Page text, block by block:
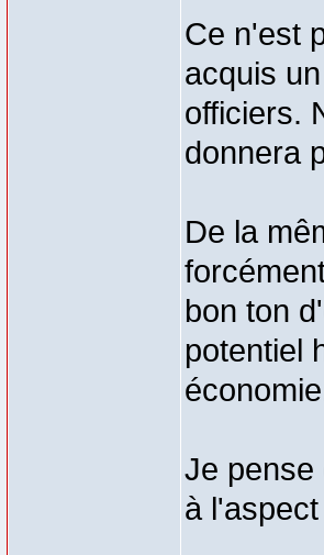
Ce n'est
acquis
officiers.
donnera
De la
bon ton
potentiel
Je pense
à